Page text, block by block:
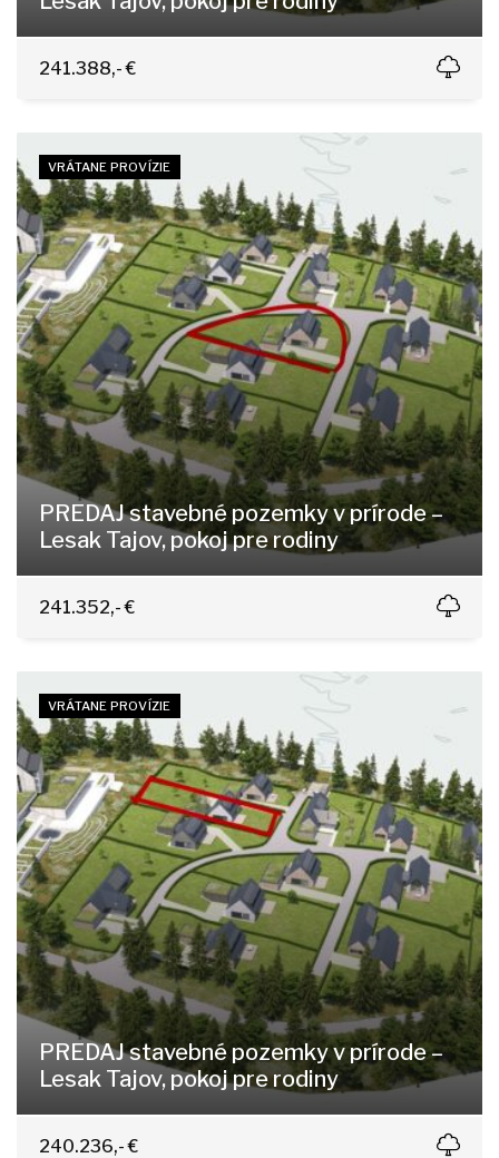
Tajov
241.388,- €
VRÁTANE PROVÍZIE
PREDAJ stavebné pozemky v prírode –
Lesak Tajov, pokoj pre rodiny
Tajov
241.352,- €
VRÁTANE PROVÍZIE
PREDAJ stavebné pozemky v prírode –
Lesak Tajov, pokoj pre rodiny
Tajov
240.236,- €